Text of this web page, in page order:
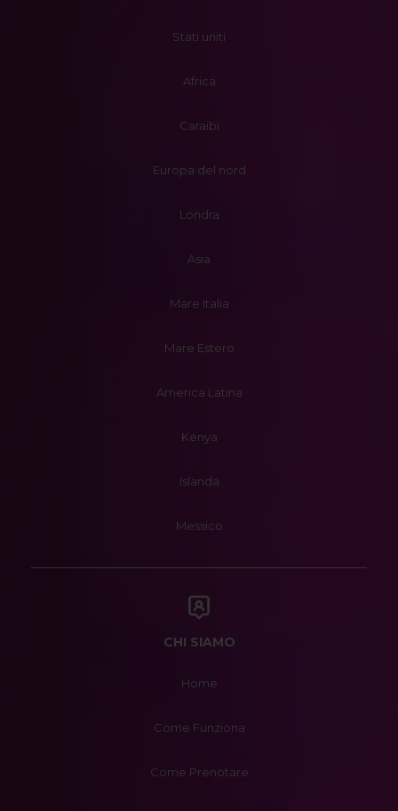
Stati uniti
Africa
Caraibi
Europa del nord
Londra
Asia
Mare Italia
Mare Estero
America Latina
Kenya
Islanda
Messico
CHI SIAMO
Home
Come Funziona
Come Prenotare